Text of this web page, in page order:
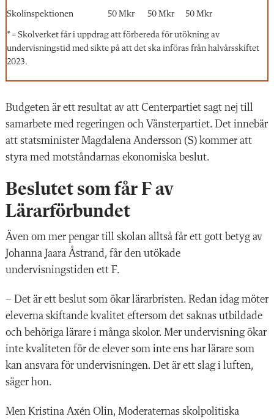
Skolinspektionen 50 Mkr 50 Mkr 50 Mkr
* = Skolverket får i uppdrag att förbereda för utökning av
undervisningstid med sikte på att det ska införas från halvårsskiftet
2023.
Budgeten är ett resultat av att Centerpartiet sagt nej till
samarbete med regeringen och Vänsterpartiet. Det innebär
att statsminister Magdalena Andersson (S) kommer att
styra med motståndarnas ekonomiska beslut.
Beslutet som får F av
Lärarförbundet
Även om mer pengar till skolan alltså får ett gott betyg av
Johanna Jaara Åstrand, får den utökade
undervisningstiden ett F.
– Det är ett beslut som ökar lärarbristen. Redan idag möter
eleverna skiftande kvalitet eftersom det saknas utbildade
och behöriga lärare i många skolor. Mer undervisning ökar
inte kvaliteten för de elever som inte ens har lärare som
kan ansvara för undervisningen. Det är ett slag i luften,
säger hon.
Men Kristina Axén Olin, Moderaternas skolpolitiska